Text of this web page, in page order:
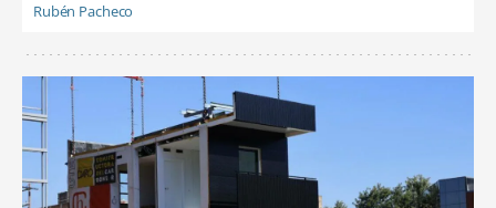
Rubén Pacheco